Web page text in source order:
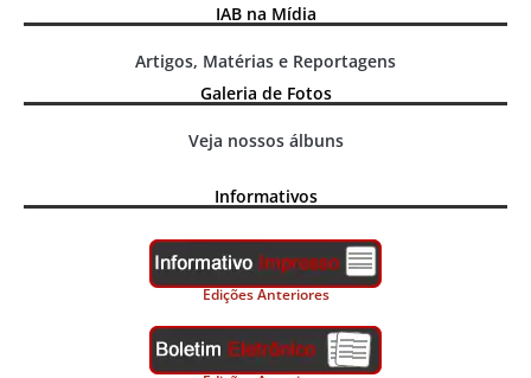
IAB na Mídia
Artigos, Matérias e Reportagens
Galeria de Fotos
Veja nossos álbuns
Informativos
Edições Anteriores